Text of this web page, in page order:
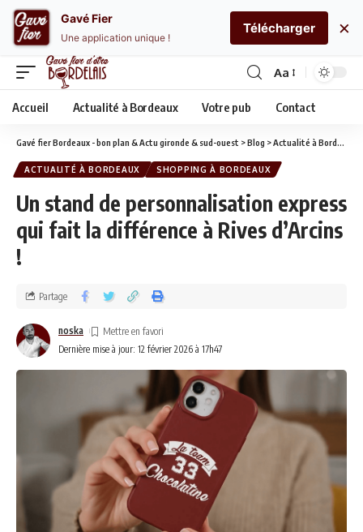
Aa
Accueil Actualité à Bordeaux Votre pub Contact
Gavé fier Bordeaux - bon plan & Actu gironde & sud-ouest >Blog >Actualité à Bordeaux
ACTUALITÉ À BORDEAUX SHOPPING À BORDEAUX
Un stand de personnalisation express
qui fait la différence à Rives d’Arcins
!
Dernière mise à jour: 12 février 2026 à 17h47
noska
Partage
Gavé Fier
Une application unique !
Télécharger ×